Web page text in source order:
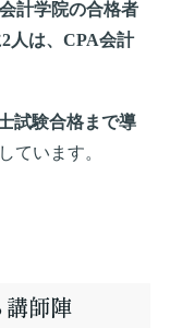
計学院の合格者
人は、CPA会計
試験合格まで導
ています。
講師陣